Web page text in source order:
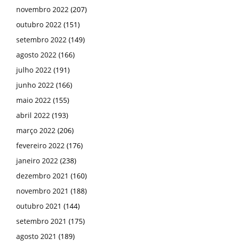
novembro 2022 (207)
outubro 2022 (151)
setembro 2022 (149)
agosto 2022 (166)
julho 2022 (191)
junho 2022 (166)
maio 2022 (155)
abril 2022 (193)
março 2022 (206)
fevereiro 2022 (176)
janeiro 2022 (238)
dezembro 2021 (160)
novembro 2021 (188)
outubro 2021 (144)
setembro 2021 (175)
agosto 2021 (189)